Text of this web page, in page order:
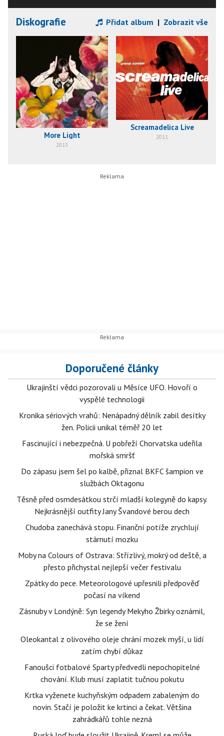
Diskografie Přidat album | Zobrazit vše
More Light
2013
Screamadelica Live
2011
Doporučené články
Ukrajinští vědci pozorovali u Měsíce UFO. Hovoří o
vyspělé technologii
Kronika sériových vrahů: Nenápadný dělník zabil desítky
žen. Policii unikal téměř 20 let
Fascinující i nebezpečná. U pobřeží Chorvatska udeřila
mořská smršť
Do zápasu jsem šel po kalbě, přiznal BKFC šampion ve
službách Oktagonu
Těsně před osmdesátkou strčí mladší kolegyně do kapsy.
Nejkrásnější outfity Jany Švandové berou dech
Chudoba zanechává stopu. Finanční potíže zrychlují
stárnutí mozku
Moby na Colours of Ostrava: Střízlivý, mokrý od deště, a
přesto přichystal nejlepší večer festivalu
Zpátky do pece. Meteorologové upřesnili předpověď
počasí na víkend
Zásnuby v Londýně: Syn legendy Mekyho Žbirky oznámil,
že se žení
Oleokantal z olivového oleje chrání mozek myší, u lidí
zatím chybí důkaz
Fanoušci fotbalové Sparty předvedli nepochopitelné
chování. Klub musí zaplatit tučnou pokutu
Krtka vyženete kuchyňským odpadem zabaleným do
novin. Stačí je položit ke krtinci a čekat. Většina
zahrádkářů tohle nezná